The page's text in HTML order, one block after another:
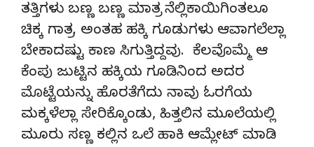
ತತ್ತಿಗಳು ಬಣ್ಣ ಬಣ್ಣ ಮಾತ್ರ ನೆಲ್ಲಿಕಾಯಿಗಿಂತಲೂ
ಚಿಕ್ಕ ಗಾತ್ರ. ಅಂತಹ ಹಕ್ಕಿ ಗೂಡುಗಳು ಆವಾಗಲೆಲ್ಲಾ
ಬೇಕಾದಷ್ಟು ಕಾಣ ಸಿಗುತ್ತಿದ್ದವು. ಕೆಲವೊಮ್ಮೆ ಆ
ಕೆಂಪು ಜುಟ್ಟಿನ ಹಕ್ಕಿಯ ಗೂಡಿನಿಂದ ಅದರ
ಮೊಟ್ಟೆಯನ್ನು ಹೊರತೆಗೆದು ನಾವು ಓರಗೆಯ
ಮಕ್ಕಳೆಲ್ಲಾ ಸೇರಿಕ್ಕೊಂಡು, ಹಿತ್ತಲಿನ ಮೂಲೆಯಲ್ಲಿ
ಮೂರು ಸಣ್ಣ ಕಲ್ಲಿನ ಒಲೆ ಹಾಕಿ ಆಮ್ಲೇಟ್ ಮಾಡಿ